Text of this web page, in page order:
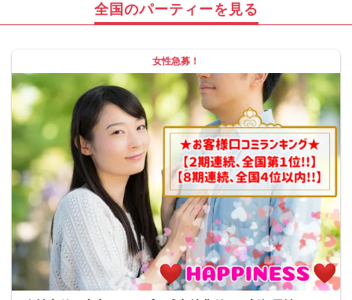
全国のパーティーを見る
女性急募！